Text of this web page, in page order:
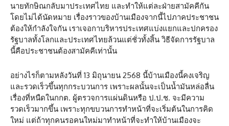
นายทักษิณกลับมาประเทศไทย และทำให้แต่ละฝ่ายสามัคคีกัน
โดยไม่ได้นัดหมาย เรื่องราวของบ้านเมืองจากนี้ไปภาคประชาชน
ต้องให้กำลังใจกัน เราเจอกาบริหารประเทศแบ่งแยกและปกครอง
รัฐบาลทั้งโลกและประเทศไทยล้วนแต่ชั่วทั้งสิ้น วิธีจัดการรัฐบาล
นี้คือประชาชนต้องสามัคคีเท่านั้น
อย่างไรก็ตามหลังวันที่ 13 มิถุนายน 2568 นี้บ้านเมืองนี้คงเจริญ
และรวดเร็วขึ้นทุกกระบวนการ เพราะผลนั้นจะเป็นน้ำมันหล่อลื่น
เรื่องที่หนืดในกกต. ผู้ตรวจการแผ่นดินหรือ ป.ป.ช. จะมีความ
รวดเร็วมากขึ้น เพราะทุกขบวนการทำหน้าที่จะเริ่มต้นในการคิด
ใหม่ แต่ถ้าทุกคนรอคนใหม่มาทำหน้าที่จะทำให้บ้านเมืองจะ